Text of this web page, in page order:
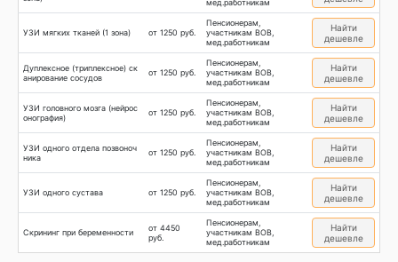
мед.работникам
УЗИ мягких тканей (1 зона) от 1250 руб.
Пенсионерам,
участникам ВОВ,
мед.работникам
Найти
дешевле
Дуплексное (триплексное) ск
анирование сосудов
от 1250 руб.
Пенсионерам,
участникам ВОВ,
мед.работникам
Найти
дешевле
УЗИ головного мозга (нейрос
онография)
от 1250 руб.
Пенсионерам,
участникам ВОВ,
мед.работникам
Найти
дешевле
УЗИ одного отдела позвоноч
ника
от 1250 руб.
Пенсионерам,
участникам ВОВ,
мед.работникам
Найти
дешевле
УЗИ одного сустава от 1250 руб.
Пенсионерам,
участникам ВОВ,
мед.работникам
Найти
дешевле
Скрининг при беременности
от 4450
руб.
Пенсионерам,
участникам ВОВ,
мед.работникам
Найти
дешевле